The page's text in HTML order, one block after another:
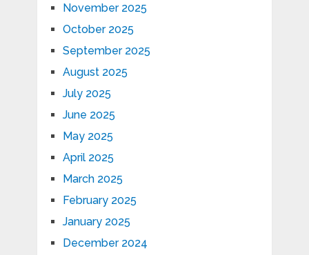
November 2025
October 2025
September 2025
August 2025
July 2025
June 2025
May 2025
April 2025
March 2025
February 2025
January 2025
December 2024